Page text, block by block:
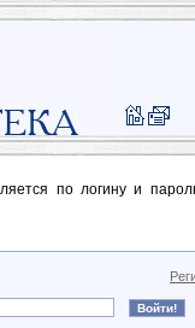
по логину и